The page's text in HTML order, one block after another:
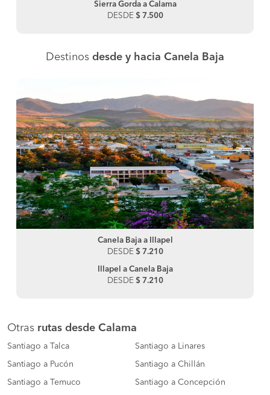
Sierra Gorda a Calama
DESDE $ 7.500
Destinos desde y hacia Canela Baja
Canela Baja a Illapel
DESDE $ 7.210
Illapel a Canela Baja
DESDE $ 7.210
Otras rutas desde Calama
Santiago a Talca Santiago a Linares
Santiago a Pucón Santiago a Chillán
Santiago a Temuco Santiago a Concepción